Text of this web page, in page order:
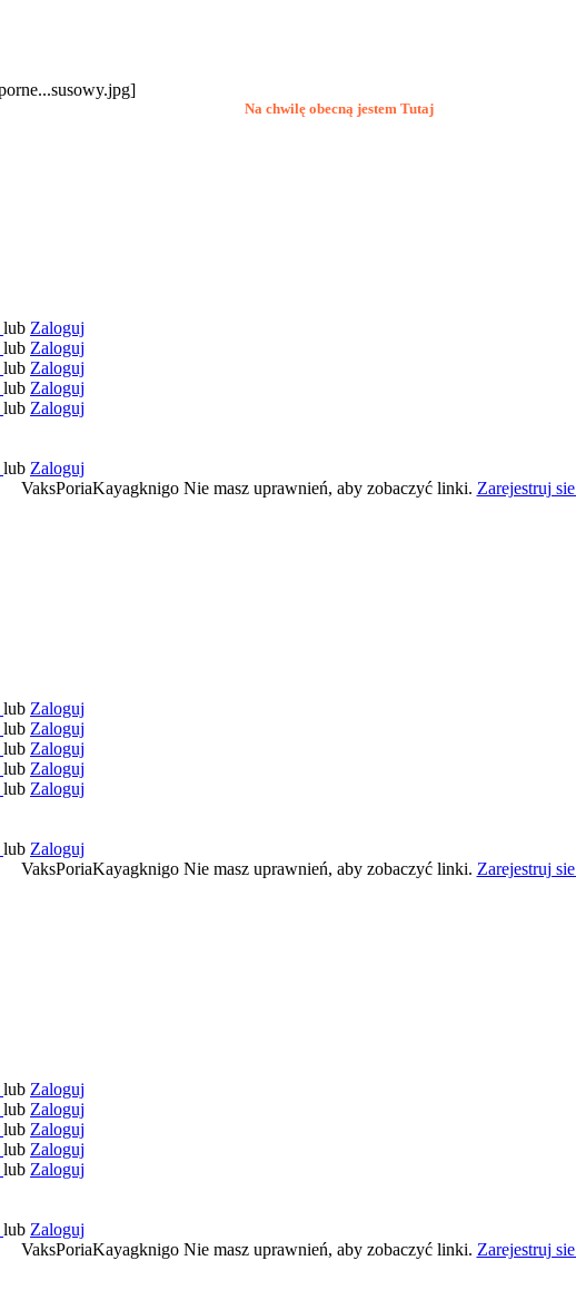
Na chwilę obecną jestem Tutaj
lub Zaloguj
lub Zaloguj
lub Zaloguj
lub Zaloguj
lub Zaloguj
lub Zaloguj
VaksPoriaKayagknigo Nie masz uprawnień, aby zobaczyć linki. Zarejestruj sie
lub Zaloguj
lub Zaloguj
lub Zaloguj
lub Zaloguj
lub Zaloguj
lub Zaloguj
VaksPoriaKayagknigo Nie masz uprawnień, aby zobaczyć linki. Zarejestruj sie
lub Zaloguj
lub Zaloguj
lub Zaloguj
lub Zaloguj
lub Zaloguj
lub Zaloguj
VaksPoriaKayagknigo Nie masz uprawnień, aby zobaczyć linki. Zarejestruj sie